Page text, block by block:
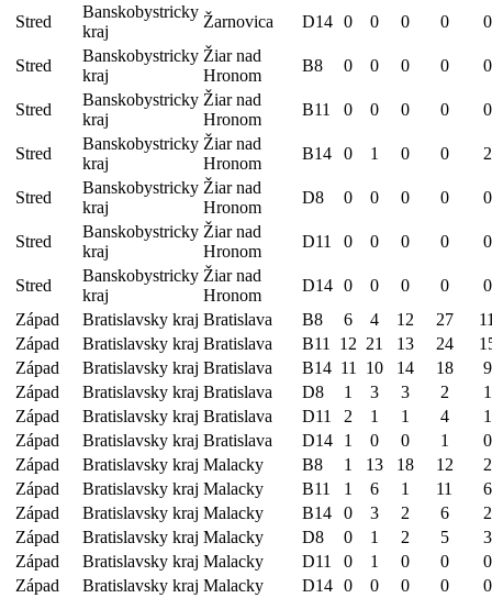
Stred
Banskobystricky
kraj
Žarnovica D14 0 0 0 0 0
Stred
Banskobystricky
kraj
Žiar nad
Hronom
B8 0 0 0 0 0
Stred
Banskobystricky
kraj
Žiar nad
Hronom
B11 0 0 0 0 0
Stred
Banskobystricky
kraj
Žiar nad
Hronom
B14 0 1 0 0 2
Stred
Banskobystricky
kraj
Žiar nad
Hronom
D8 0 0 0 0 0
Stred
Banskobystricky
kraj
Žiar nad
Hronom
D11 0 0 0 0 0
Stred
Banskobystricky
kraj
Žiar nad
Hronom
D14 0 0 0 0
0
Západ
Bratislavsky kraj Bratislava B8 6 4 12 27
Západ
Bratislavsky kraj Bratislava B11 12 21 13 24
Západ
Bratislavsky kraj Bratislava B14 11 10 14 18
9
Západ
Bratislavsky kraj Bratislava D8 1 3 3 2
1
Západ
Bratislavsky kraj Bratislava D11 2 1 1 4
1
Západ
Bratislavsky kraj Bratislava D14 1 0 0 1
0
Západ
Bratislavsky kraj Malacky B8 1 13 18 12
2
Západ
Bratislavsky kraj Malacky B11 1 6 1 11
6
Západ
Bratislavsky kraj Malacky B14 0 3 2 6
2
Západ
Bratislavsky kraj Malacky D8 0 1 2 5
3
Západ
Bratislavsky kraj Malacky D11 0 1 0 0
0
Západ
Bratislavsky kraj Malacky D14 0 0 0 0
0